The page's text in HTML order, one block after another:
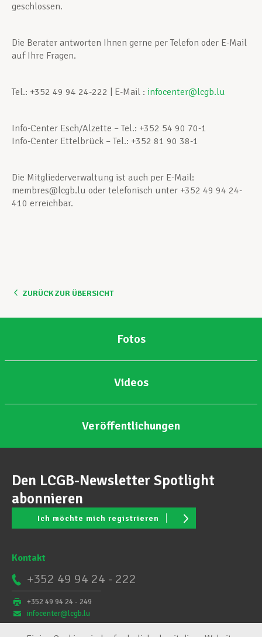
geschlossen.
Die Berater antworten Ihnen gerne per Telefon oder E-Mail
auf Ihre Fragen.
Tel.: +352 49 94 24-222 | E-Mail : infocenter@lcgb.lu
Info-Center Esch/Alzette – Tel.: +352 54 90 70-1
Info-Center Ettelbrück – Tel.: +352 81 90 38-1
Die Mitgliederverwaltung ist auch per E-Mail:
membres@lcgb.lu oder telefonisch unter +352 49 94 24-
410 erreichbar.
ZURÜCK ZUR ÜBERSICHT
Fotos
Videos
Veröffentlichungen
Den LCGB-Newsletter Spotlight
abonnieren
Ich möchte mich registrieren
Kontakt
+352 49 94 24 - 222
+352 49 94 24 - 249
infocenter@lcgb.lu